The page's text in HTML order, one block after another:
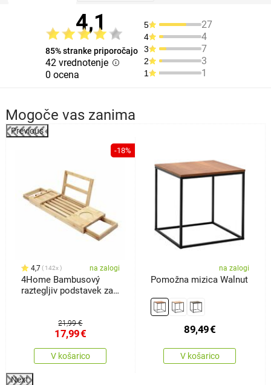
4,1
85% stranke priporočajo
42 vrednotenje
0 ocena
5 27
4 4
3 7
2 3
1 1
Mogoče vas zanima
Previous
-18%
4,7 142x na zalogi
4Home Bambusový
raztegljiv podstavek za
21,99 €
17,99€
V košarico
na zalogi
Pomožna mizica Walnut
89,49€
V košarico
Next